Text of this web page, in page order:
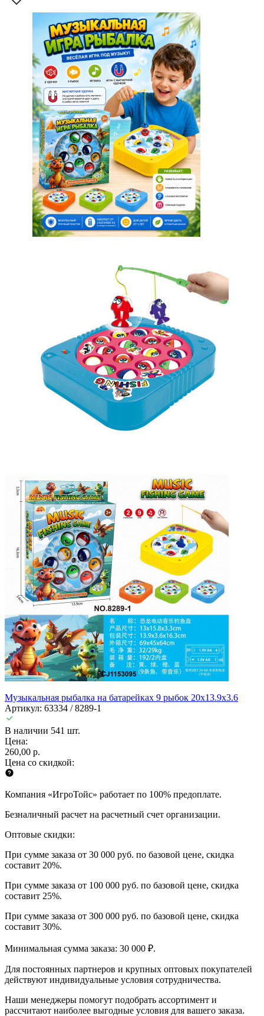
Музыкальная рыбалка на батарейках 9 рыбок 20х13.9х3.6
Артикул: 63334 / 8289-1
В наличии 541 шт.
Цена:
260,00 р.
Цена со скидкой:
Компания «ИгроТойс» работает по 100% предоплате.
Безналичный расчет на расчетный счет организации.
Оптовые скидки:
При сумме заказа от 30 000 руб. по базовой цене, скидка
составит 20%.
При сумме заказа от 100 000 руб. по базовой цене, скидка
составит 25%.
При сумме заказа от 300 000 руб. по базовой цене, скидка
составит 30%.
Минимальная сумма заказа: 30 000 ₽.
Для постоянных партнеров и крупных оптовых покупателей
действуют индивидуальные условия сотрудничества.
Наши менеджеры помогут подобрать ассортимент и
рассчитают наиболее выгодные условия для вашего заказа.